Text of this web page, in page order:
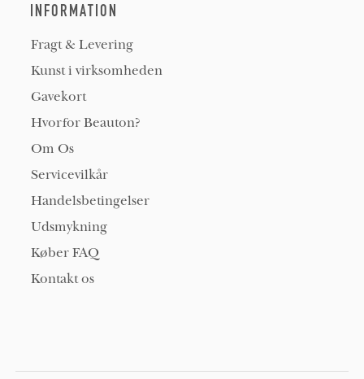
INFORMATION
Fragt & Levering
Kunst i virksomheden
Gavekort
Hvorfor Beauton?
Om Os
Servicevilkår
Handelsbetingelser
Udsmykning
Køber FAQ
Kontakt os